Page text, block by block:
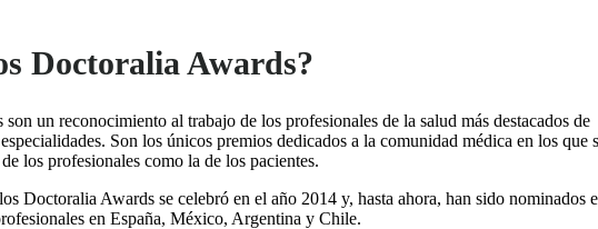
Doctoralia Awards?
un reconocimiento al trabajo de los profesionales de la salud más destacados de
. Son los únicos premios dedicados a la comunidad médica en los que
los profesionales como la de los pacientes.
Doctoralia Awards se celebró en el año 2014 y, hasta ahora, han sido nominados
en España, México, Argentina y Chile.